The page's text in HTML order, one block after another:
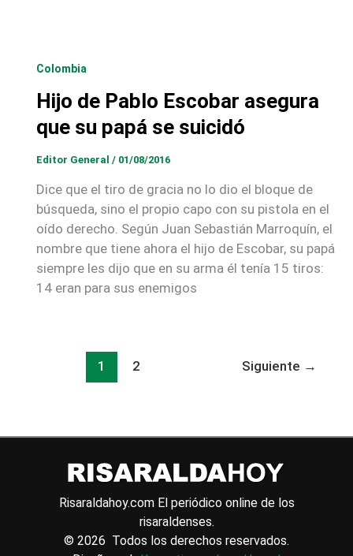
Colombia
Hijo de Pablo Escobar asegura
que su papá se suicidó
Editor General / 01/08/2016
Dice que el tiro de gracia no lo dio el bloque de
búsqueda, sino el propio capo con su pistola en el
oído derecho. Según Juan Sebastián Marroquín, el
nombre que tiene ahora el hijo de Escobar, su papá
siempre les dijo que en su arma él tenía 15 tiros:
14 eran para sus enemigos
1 2 Siguiente →
Risaraldahoy.com El periódico online de los
risaraldenses.
© 2026 Todos los derechos reservados.